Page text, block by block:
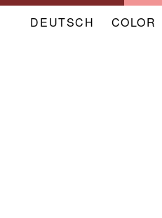
DEUTSCH COLOR